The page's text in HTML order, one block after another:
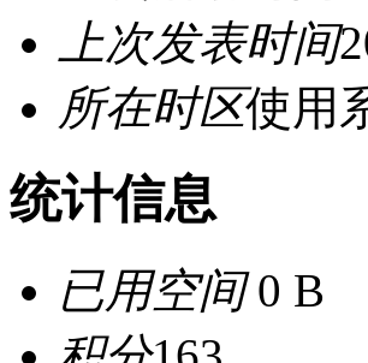
上次发表时间
所在时区使用
统计信息
已用空间0 B